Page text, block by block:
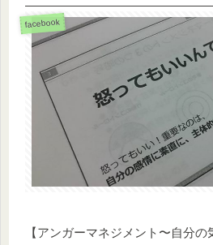
facebook
【アンガーマネジメント〜自分の